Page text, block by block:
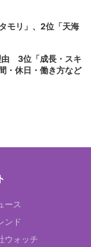
モリ」、2位「天海
由 3位「成長・スキ
・休日・働き方など
ース
ンド
ウォッチ